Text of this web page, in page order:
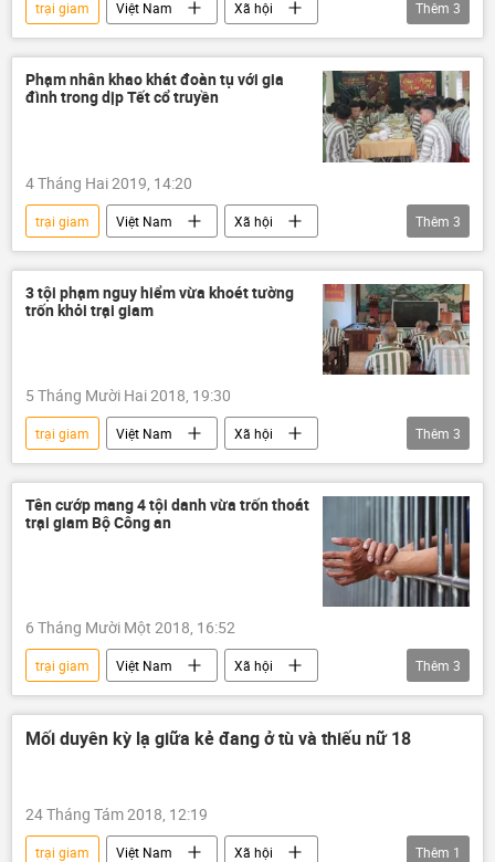
trại giam Việt Nam
Xã hội
Chủ tịch nước
ân xá tử tù
Thêm 3
Phạm nhân khao khát đoàn tụ với gia
đình trong dịp Tết cổ truyền
4 Tháng Hai 2019, 14:20
trại giam Việt Nam
Xã hội
Thời sự
công an Tết
Thêm 3
3 tội phạm nguy hiểm vừa khoét tường
trốn khỏi trại giam
5 Tháng Mười Hai 2018, 19:30
trại giam Việt Nam
Xã hội
Thời sự
Kiên Giang trốn trại
Thêm 3
Tên cướp mang 4 tội danh vừa trốn thoát
trại giam Bộ Công an
6 Tháng Mười Một 2018, 16:52
trại giam Việt Nam
Xã hội
Thời sự
Bộ Công an Việt Nam
bỏ trốn
Thêm 3
Mối duyên kỳ lạ giữa kẻ đang ở tù và thiếu nữ 18
24 Tháng Tám 2018, 12:19
trại giam Việt Nam
Xã hội
Thêm 1